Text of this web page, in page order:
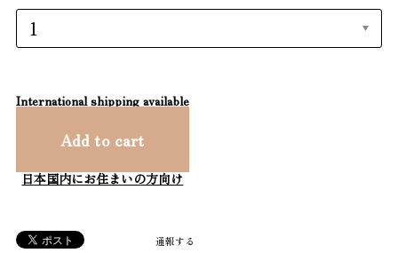
International shipping available
Add to cart
日本国内にお住まいの方向け
通報する